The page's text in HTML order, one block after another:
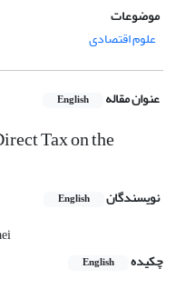
موضوعات
علوم اقتصادی
عنوان مقاله English
Tax on the
نویسندگان English
چکیده
English